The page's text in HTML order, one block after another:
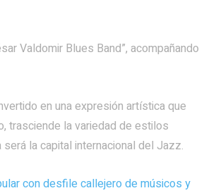
Valdomir Blues Band”, acompañando
en una expresión artística que
trasciende la variedad de estilos
la capital internacional del Jazz.
con desfile callejero de músicos y